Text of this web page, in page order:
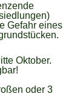
Gefahr eines
Oktober.
oder 3